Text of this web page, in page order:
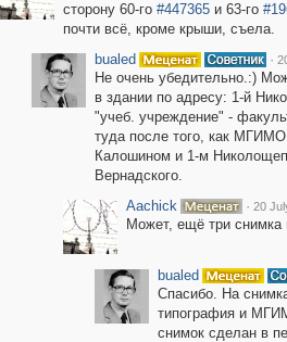
сторону 60-го #447365и 63-го
почти всё, кроме крыши, съела.
bualed
·
Не очень убедительно.:)
в здании по адресу: 1-й
"учеб. учреждение" -
туда после того, как МГИМО
Калошином и 1-м
Вернадского.
Aachick
· 20
Может, ещё три снимка
bualed
Спасибо. На
типография и
снимок сделан в